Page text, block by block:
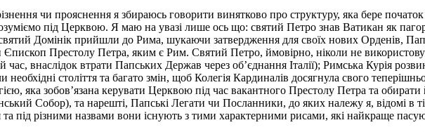
чи прояснення я збираюсь говорити винятково про структуру, яка бере
під Церквою. Я маю на увазі лише ось що: святий Петро знав Ватикан як
Домінік прийшли до Рима, шукаючи затвердження для своїх нових Орденів,
Престолу Петра, яким є Рим. Святий Петро, ймовірно, ніколи не
час, внаслідок втрати Папських Держав через об’єднання Італії); Римська Курія
необхідні століття та багато змін, щоб Колегія Кардиналів досягнула свого
яка зобов’язана керувати Церквою під час вакантного Престолу Петра та обирати
Собор), та нарешті, Папські Легати чи Посланники, до яких належу я, відомі
та під різними назвами вони існують з тими характерними рисами, які найкраще